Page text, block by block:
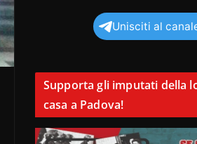
Unisciti al
Supporta gli imputati della
casa a Padova!